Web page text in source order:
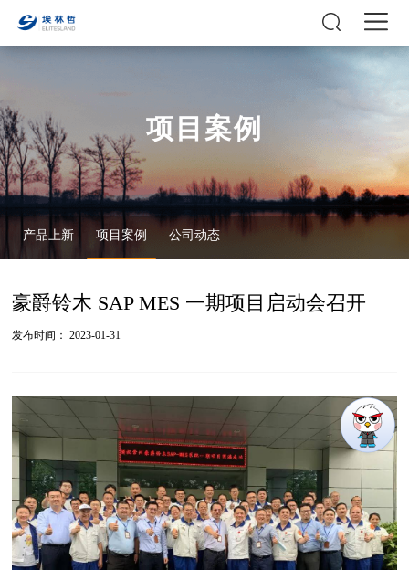
项目案例
产品上新 项目案例 公司动态
豪爵铃木 SAP MES 一期项目启动会召开
发布时间： 2023-01-31